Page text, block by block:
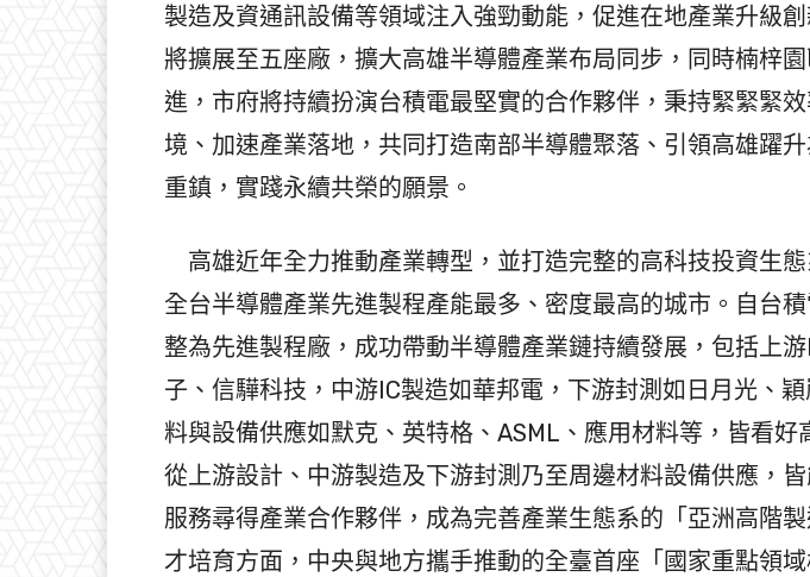
製造及資通訊設備等領域注入強勁動能，促進在地產業升級
將擴展至五座廠，擴大高雄半導體產業布局同步，同時楠梓
進，市府將持續扮演台積電最堅實的合作夥伴，秉持緊緊緊
境、加速產業落地，共同打造南部半導體聚落、引領高雄躍
重鎮，實踐永續共榮的願景。
高雄近年全力推動產業轉型，並打造完整的高科技投資生
全台半導體產業先進製程產能最多、密度最高的城市。自台
整為先進製程廠，成功帶動半導體產業鏈持續發展，包括上
子、信驊科技，中游IC製造如華邦電，下游封測如日月光、
料與設備供應如默克、英特格、ASML、應用材料等，皆看好
從上游設計、中游製造及下游封測乃至周邊材料設備供應，
服務尋得產業合作夥伴，成為完善產業生態系的「亞洲高階
才培育方面，中央與地方攜手推動的全臺首座「國家重點領